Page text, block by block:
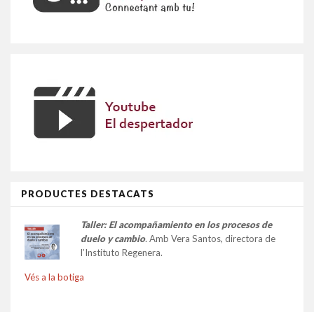
PRODUCTES DESTACATS
Taller: El acompañamiento en los procesos de
duelo y cambio.Amb Vera Santos, directora de
l’Instituto Regenera.
Vés a la botiga